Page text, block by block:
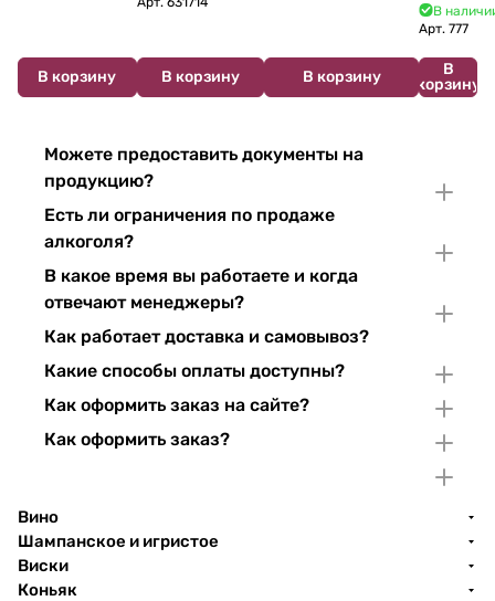
В корзину В корзину В корзину
В
Арт.777
В
корзину
Можете предоставить документы на
продукцию?
Есть ли ограничения по продаже
алкоголя?
В какое время вы работаете и когда
отвечают менеджеры?
Как работает доставка и самовывоз?
Какие способы оплаты доступны?
Как оформить заказ на сайте?
Как оформить заказ?
Вино
Шампанское и игристое
Виски
Коньяк